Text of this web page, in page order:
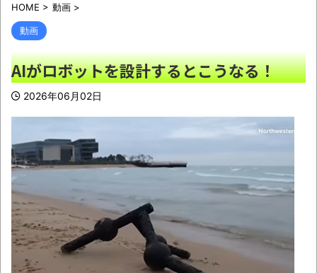
【これは酷い】ペットの健康診断を定期的
にしていない人、その理由が終わっていた…
羽田空港「どんどんターミナルを広くして
徒歩で行けるようにします」→搭乗口まで1キ
うちの障害持ってる兄が女性専用車両に乗
ったんだがNEW!
幼少ワイ「ワインってぶどうジュースの上
位互換なんやろなぁ」NEW!
【サッカー界激震】韓国サッカー協会、W
杯予選の審判に“性接待”していたことが発覚
協会カードの決済明細まで見つかる
NEW!
HOME > 動画 >
動画
AIがロボットを設計するとこうなる！
2026年06月02日